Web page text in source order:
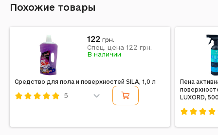
Похожие товары
Средство для пола и поверхностей SILA, 1,0 л
5
122 грн.
Спец. цена 122 грн.
В наличии
Пена
LUXORD,